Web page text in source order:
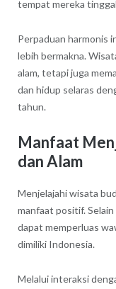
tempat mereka
Perpaduan harmonis
lebih bermakna.
alam, tetapi juga
dan hidup selaras
tahun.
Manfaat
dan Alam
Menjelajahi wisata
manfaat positif.
dapat memperluas
dimiliki Indonesia.
Melalui interaksi